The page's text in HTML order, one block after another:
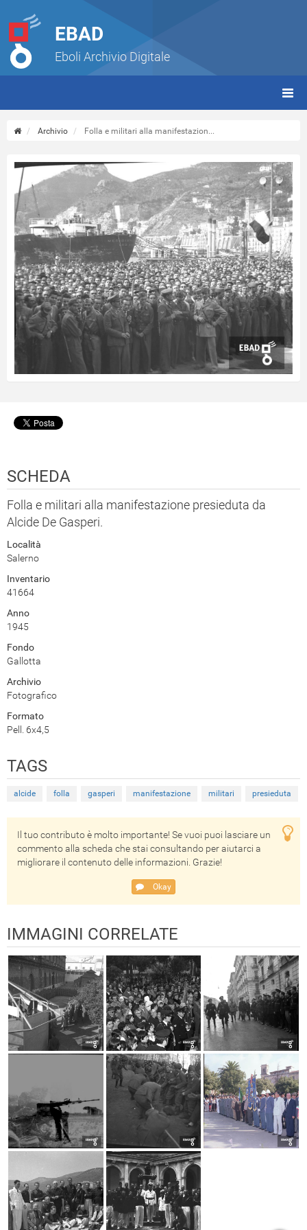
EBAD
Eboli Archivio Digitale
Archivio Folla e militari alla manifestazion...
SCHEDA
Folla e militari alla manifestazione presieduta da
Alcide De Gasperi.
Località
Salerno
Inventario
41664
Anno
1945
Fondo
Gallotta
Archivio
Fotografico
Formato
Pell. 6x4,5
TAGS
alcide folla gasperi manifestazione militari presieduta
Il tuo contributo è molto importante! Se vuoi puoi lasciare un
commento alla scheda che stai consultando per aiutarci a
migliorare il contenuto delle informazioni. Grazie!
Okay
IMMAGINI CORRELATE